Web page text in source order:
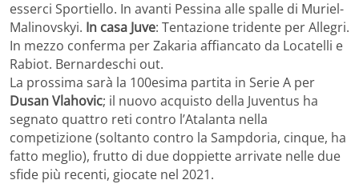
esserci Sportiello. In avanti Pessina alle spalle di Muriel-
Malinovskyi. In casa Juve: Tentazione tridente per Allegri.
In mezzo conferma per Zakaria affiancato da Locatelli e
Rabiot. Bernardeschi out.
La prossima sarà la 100esima partita in Serie A per
Dusan Vlahovic; il nuovo acquisto della Juventus ha
segnato quattro reti contro l’Atalanta nella
competizione (soltanto contro la Sampdoria, cinque, ha
fatto meglio), frutto di due doppiette arrivate nelle due
sfide più recenti, giocate nel 2021.